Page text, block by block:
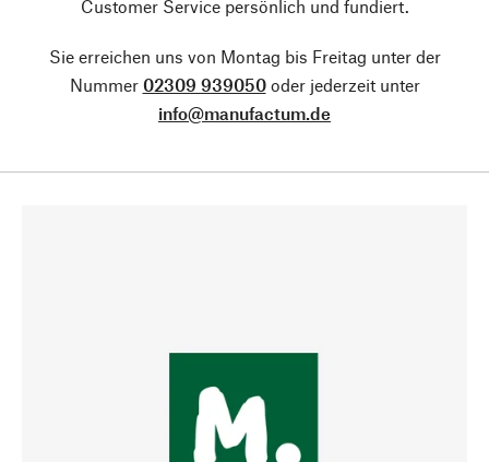
Customer Service persönlich und fundiert.
Sie erreichen uns von Montag bis Freitag unter der
Nummer 02309 939050oder jederzeit unter
info@manufactum.de